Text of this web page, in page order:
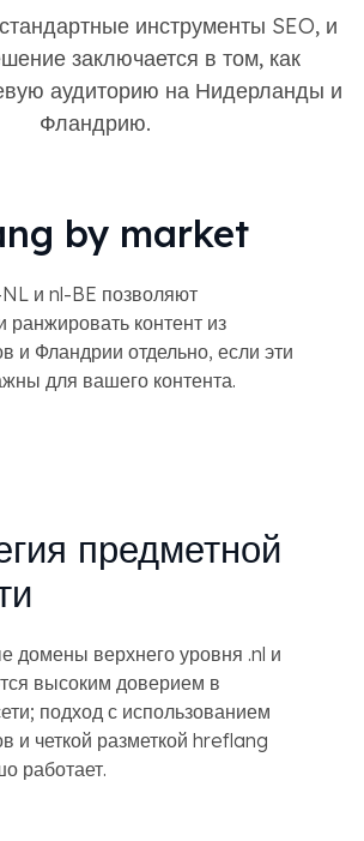
инструменты SEO, и
заключается в том, как
аудиторию на Нидерланды и
Фландрию.
by market
и nl-BE позволяют
ранжировать контент из
и Фландрии отдельно, если эти
для вашего контента.
предметной
домены верхнего уровня .nl и
высоким доверием в
подход с использованием
и четкой разметкой hreflang
работает.